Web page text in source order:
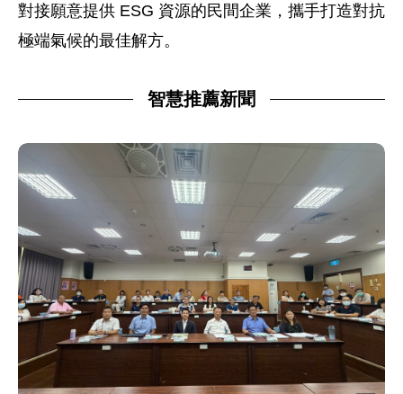
對接願意提供 ESG 資源的民間企業，攜手打造對抗
極端氣候的最佳解方。
智慧推薦新聞